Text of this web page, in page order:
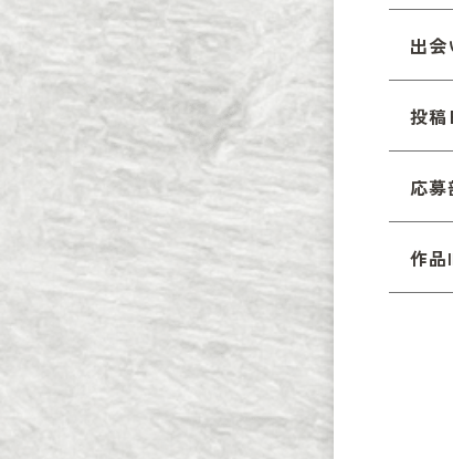
出会
投稿
応募
作品